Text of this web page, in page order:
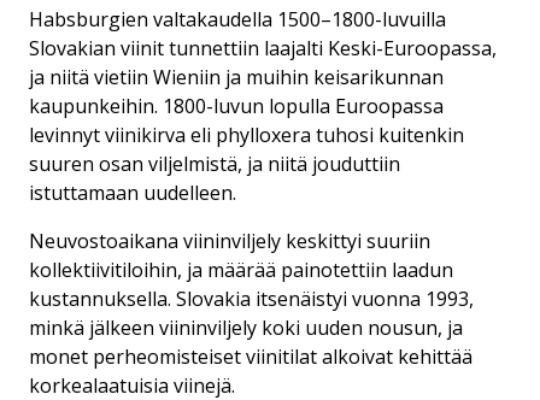
Habsburgien valtakaudella 1500–1800-luvuilla
Slovakian viinit tunnettiin laajalti Keski-Euroopassa,
ja niitä vietiin Wieniin ja muihin keisarikunnan
kaupunkeihin. 1800-luvun lopulla Euroopassa
levinnyt viinikirva eli phylloxera tuhosi kuitenkin
suuren osan viljelmistä, ja niitä jouduttiin
istuttamaan uudelleen.
Neuvostoaikana viininviljely keskittyi suuriin
kollektiivitiloihin, ja määrää painotettiin laadun
kustannuksella. Slovakia itsenäistyi vuonna 1993,
minkä jälkeen viininviljely koki uuden nousun, ja
monet perheomisteiset viinitilat alkoivat kehittää
korkealaatuisia viinejä.